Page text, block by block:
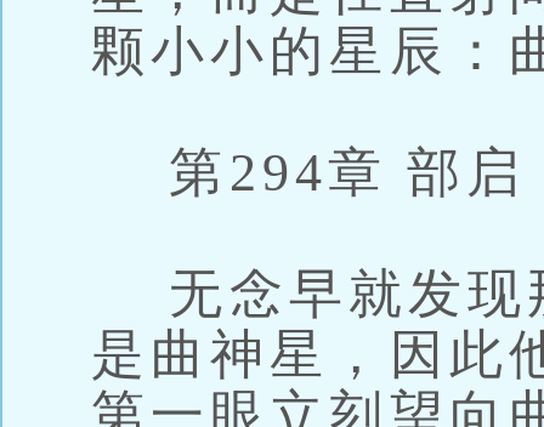
颗小小的星辰：
第294章 部启
无念早就发现
是曲神星，因此
第一眼立刻望向